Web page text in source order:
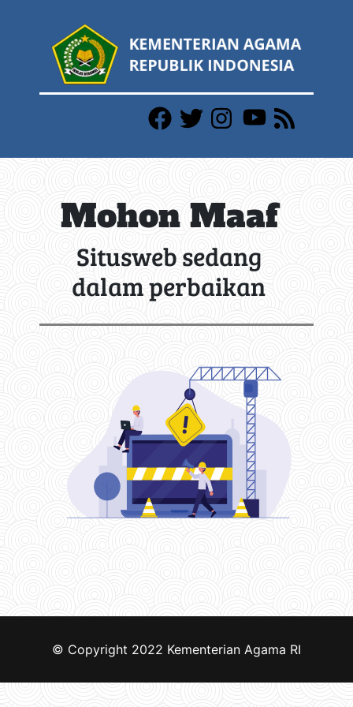
Mohon Maaf
Situsweb sedang
dalam perbaikan
© Copyright 2022 Kementerian Agama RI